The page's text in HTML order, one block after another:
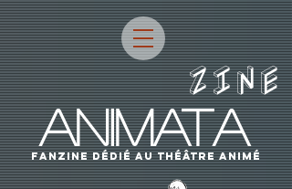
ZINE
ANIMATA
fanzine dÉdIÉ AU THÉÂTRE ANIMÉ